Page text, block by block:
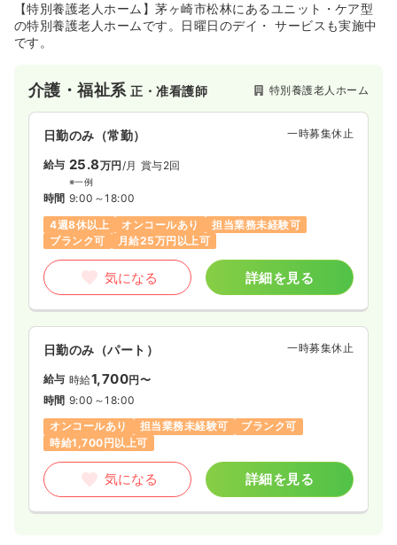
【特別養護老人ホーム】茅ヶ崎市松林にあるユニット・ケア型
の特別養護老人ホームです。日曜日のデイ・ サービスも実施中
です。
介護・福祉系正・准看護師 特別養護老人ホーム
日勤のみ（常勤） 一時募集休止
給与 25.8万円/月 賞与2回
※一例
時間 9:00～18:00
4週8休以上
オンコールあり
担当業務未経験可
ブランク可
月給25万円以上可
気になる 詳細を見る
日勤のみ（パート） 一時募集休止
給与 時給1,700円〜
時間 9:00～18:00
オンコールあり
担当業務未経験可
ブランク可
時給1,700円以上可
気になる 詳細を見る